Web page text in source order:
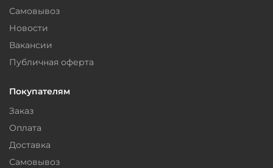
Самовывоз
Новости
Вакансии
Публичная оферта
Покупателям
Заказ
Оплата
Доставка
Самовывоз